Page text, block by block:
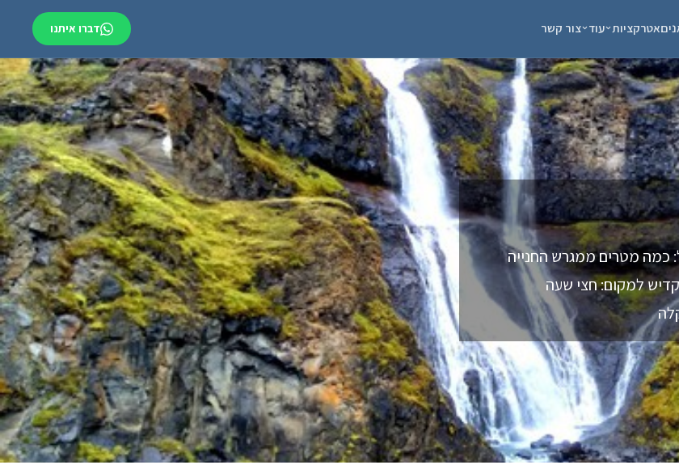
אטרקציות עוד צור קשר דברו איתנו
כמה מטרים ממגרש החנייה
למקום: חצי שעה